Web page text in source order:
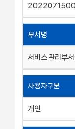
부서명
서비스 관리부서
사용자구분
개인